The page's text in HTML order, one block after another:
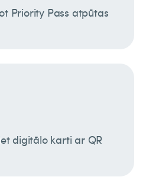
Priority Pass atpūtas
digitālo karti ar QR